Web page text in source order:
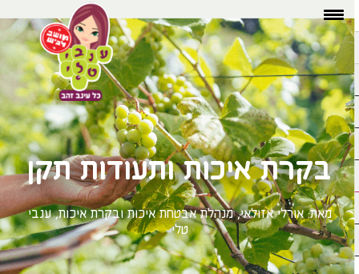
בקרת איכות ותעודות תקן
מאת: אורלי אזולאי, מנהלת אבטחת איכות ובקרת איכות, ענבי
טלי